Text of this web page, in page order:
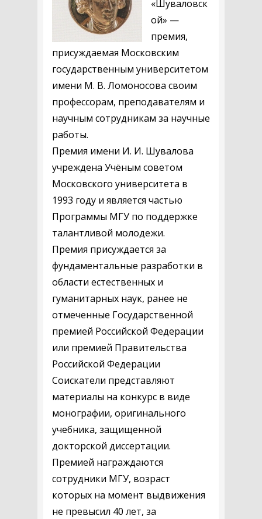
«Шуваловск
ой» —
премия,
присуждаемая Московским
государственным университетом
имени М. В. Ломоносова своим
профессорам, преподавателям и
научным сотрудникам за научные
работы.
Премия имени И. И. Шувалова
учреждена Учёным советом
Московского университета в
1993 году и является частью
Программы МГУ по поддержке
талантливой молодежи.
Премия присуждается за
фундаментальные разработки в
области естественных и
гуманитарных наук, ранее не
отмеченные Государственной
премией Российской Федерации
или премией Правительства
Российской Федерации
Соискатели представляют
материалы на конкурс в виде
монографии, оригинального
учебника, защищенной
докторской диссертации.
Премией награждаются
сотрудники МГУ, возраст
которых на момент выдвижения
не превысил 40 лет, за